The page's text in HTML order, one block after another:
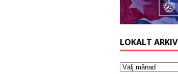
LOKALT ARKIV